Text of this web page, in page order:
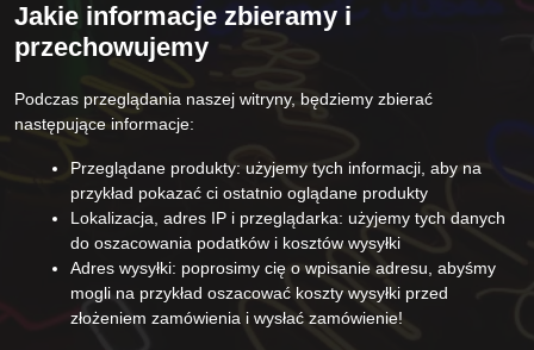
Jakie informacje zbieramy i
przechowujemy
Podczas przeglądania naszej witryny, będziemy zbierać
następujące informacje:
Przeglądane produkty: użyjemy tych informacji, aby na
przykład pokazać ci ostatnio oglądane produkty
Lokalizacja, adres IP i przeglądarka: użyjemy tych danych
do oszacowania podatków i kosztów wysyłki
Adres wysyłki: poprosimy cię o wpisanie adresu, abyśmy
mogli na przykład oszacować koszty wysyłki przed
złożeniem zamówienia i wysłać zamówienie!